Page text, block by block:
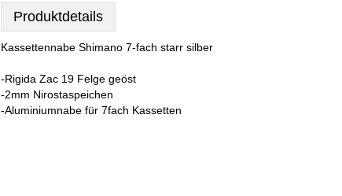
Produktdetails
Kassettennabe Shimano 7-fach starr silber
-Rigida Zac 19 Felge geöst
-2mm Nirostaspeichen
-Aluminiumnabe für 7fach Kassetten